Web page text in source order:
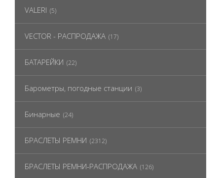
VALERI (5)
VECTOR - РАСПРОДАЖА (17)
БАТАРЕЙКИ (22)
Барометры, погодные станции (3)
Бинарные (24)
БРАСЛЕТЫ РЕМНИ (2312)
БРАСЛЕТЫ РЕМНИ-РАСПРОДАЖА (126)